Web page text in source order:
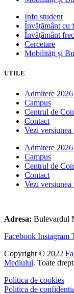
Info student
Învățământ cu
Învățământ
Cercetare
Mobilități și
UTILE
Admitere
Campus
Centrul de
Contact
Vezi versiunea
Admitere
Campus
Centrul de
Contact
Vezi versiunea
Adresa: Bulevardul
Facebook Instagram
Copyright © 2022
Mediului. Toate
Politica de cookies
Politica de